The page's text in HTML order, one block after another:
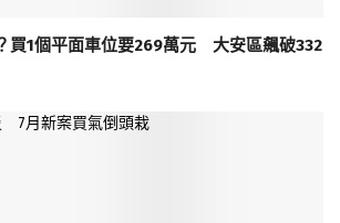
買1個平面車位要269萬元 大安區飆破332